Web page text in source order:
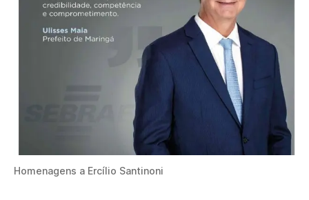
Homenagens a Ercílio Santinoni